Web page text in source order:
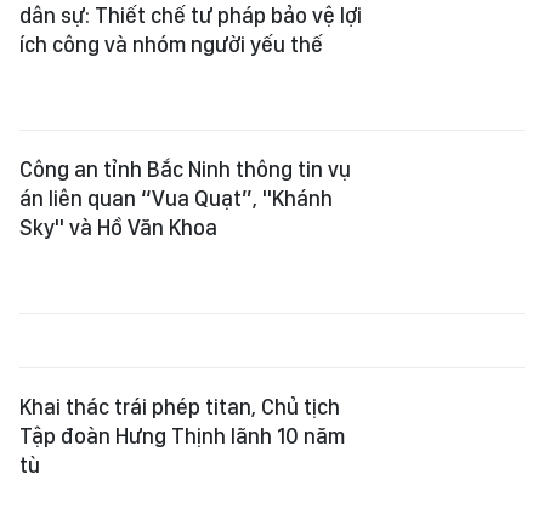
dân sự: Thiết chế tư pháp bảo vệ lợi
ích công và nhóm người yếu thế
Công an tỉnh Bắc Ninh thông tin vụ
án liên quan “Vua Quạt”, "Khánh
Sky" và Hồ Văn Khoa
Khai thác trái phép titan, Chủ tịch
Tập đoàn Hưng Thịnh lãnh 10 năm
tù